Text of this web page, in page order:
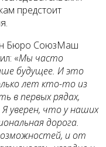
предстоит
Бюро СоюзМаш
«Мы часто
будущее. И это
лет кто-то из
в первых рядах,
уверен, что у наших
дорога.
и от